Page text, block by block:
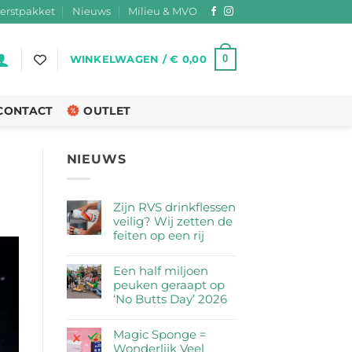
Nieuws Milieu & MVO
WINKELWAGEN /€ 0,00 0
OUTLET
NIEUWS
Zijn RVS drinkflessen
veilig? Wij zetten de
feiten op een rij
reacties
op
Zijn
veilig?
Een half miljoen
peuken geraapt op
‘No Butts Day’ 2026
reacties
op
Magic Sponge =
Wonderlijk Veel